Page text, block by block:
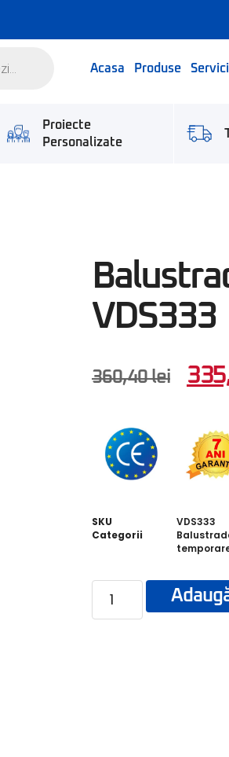
Acasa Produse
Proiecte
Personalizate
VDS333
360,40lei
SKU
VDS333
Categorii